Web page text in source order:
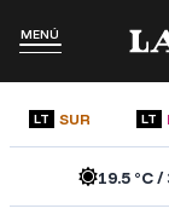
MENÚ
LT SUR LT
19.5°C /